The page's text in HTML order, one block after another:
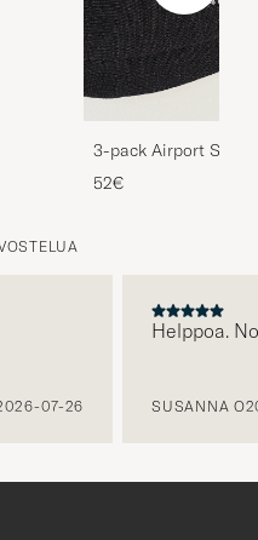
3-pack Airport
Melange
52€
07-26
Helppoa.
SUSANNA O